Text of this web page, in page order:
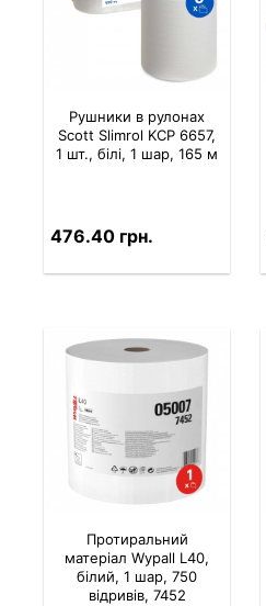
Рушники в рулонах
Scott Slimrol KCP 6657,
1 шт., білі, 1 шар, 165 м
476.40 грн.
Протиральний
матеріал Wypall L40,
білий, 1 шар, 750
відривів, 7452